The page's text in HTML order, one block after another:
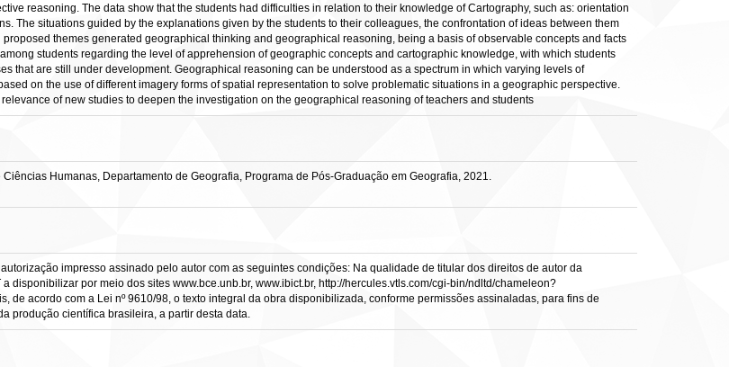
reasoning. The data show that the students had difficulties in relation to their knowledge of Cartography, such as: orientation
The situations guided by the explanations given by the students to their colleagues, the confrontation of ideas between them
themes generated geographical thinking and geographical reasoning, being a basis of observable concepts and facts
students regarding the level of apprehension of geographic concepts and cartographic knowledge, with which students
that are still under development. Geographical reasoning can be understood as a spectrum in which varying levels of
on the use of different imagery forms of spatial representation to solve problematic situations in a geographic perspective.
of new studies to deepen the investigation on the geographical reasoning of teachers and students
Humanas, Departamento de Geografia, Programa de Pós-Graduação em Geografia, 2021.
impresso assinado pelo autor com as seguintes condições: Na qualidade de titular dos direitos de autor da
disponibilizar por meio dos sites www.bce.unb.br, www.ibict.br, http://hercules.vtls.com/cgi-bin/ndltd/chameleon?
de acordo com a Lei nº 9610/98, o texto integral da obra disponibilizada, conforme permissões assinaladas, para fins de
produção científica brasileira, a partir desta data.